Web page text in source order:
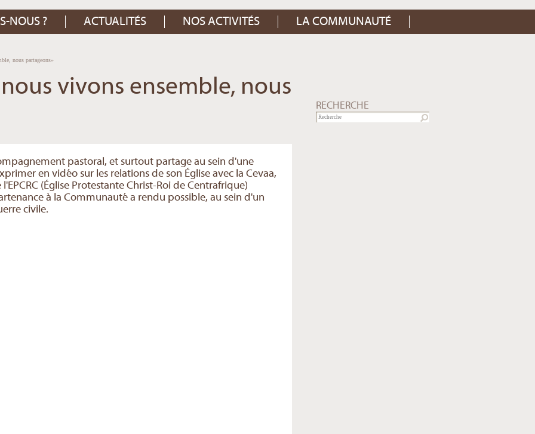
NOUS ? ACTUALITÉS NOS ACTIVITÉS LA COMMUNAUTÉ
nous partageons»
RECHERCHE
nous vivons ensemble, nous
pastoral, et surtout partage au sein d'une
en vidéo sur les relations de son Église avec la Cevaa,
(Église Protestante Christ-Roi de Centrafrique)
à la Communauté a rendu possible, au sein d'un
civile.